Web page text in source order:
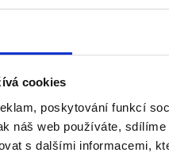
cookies
poskytování funkcí
náš web používáte,
s dalšími informacemi,